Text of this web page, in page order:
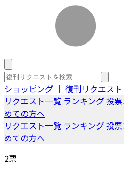
ショッピング ｜ 復刊リクエスト
リクエスト一覧 ランキング投
めての方へ
リクエスト一覧 ランキング投
めての方へ
2票